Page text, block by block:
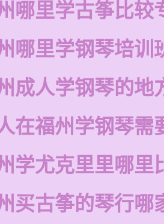
哪里学古筝比较
哪里学钢琴培训
成人学钢琴的地
在福州学钢琴需
学尤克里里哪里
买古筝的琴行哪